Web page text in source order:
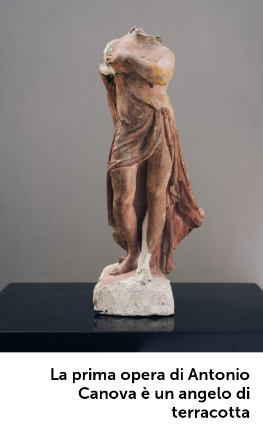
La prima opera di Antonio
Canova è un angelo di
terracotta